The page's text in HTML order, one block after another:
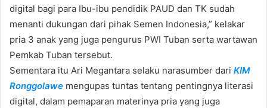
digital bagi para Ibu-ibu pendidik PAUD dan TK sudah
menanti dukungan dari pihak Semen Indonesia,” kelakar
pria 3 anak yang juga pengurus PWI Tuban serta wartawan
Pemkab Tuban tersebut.
Sementara itu Ari Megantara selaku narasumber dari KIM
Ronggolawe mengupas tuntas tentang pentingnya literasi
digital, dalam pemaparan materinya pria yang juga